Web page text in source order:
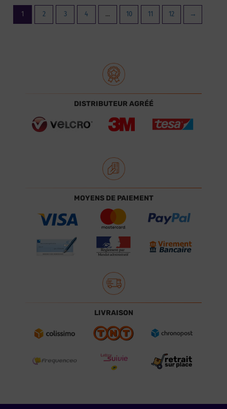
1 2 3 4 … 10 11 12 →
DISTRIBUTEUR AGRÉÉ
MOYENS DE PAIEMENT
LIVRAISON